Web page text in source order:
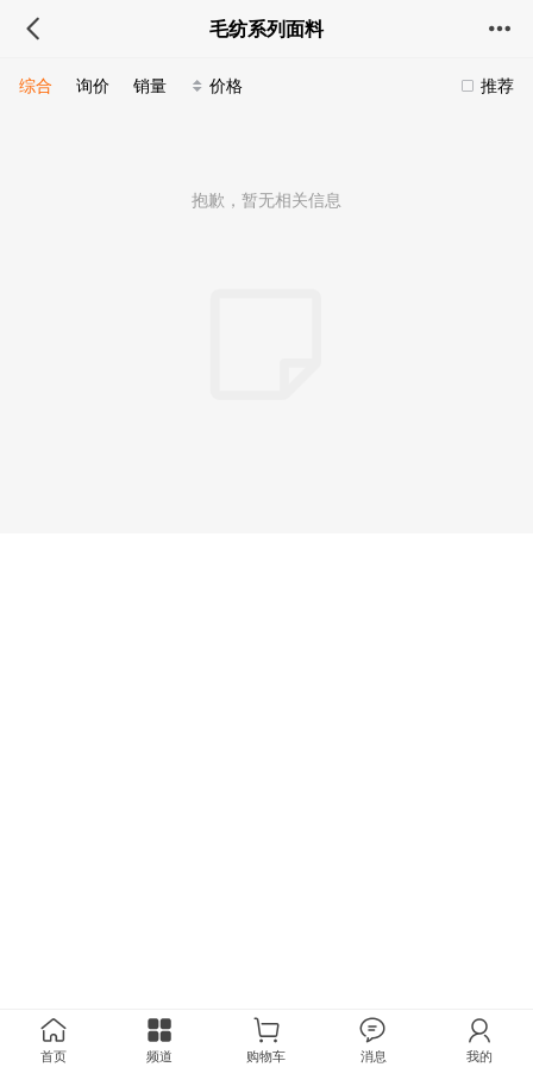
毛纺系列面料
推荐
综合 询价 销量 价格
抱歉，暂无相关信息
首页 频道 购物车 消息 我的